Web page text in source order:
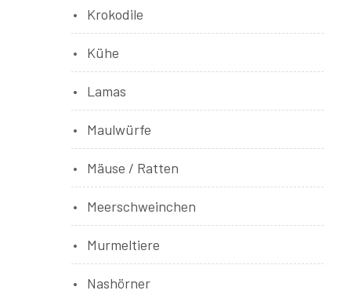
Krokodile
Kühe
Lamas
Maulwürfe
Mäuse / Ratten
Meerschweinchen
Murmeltiere
Nashörner